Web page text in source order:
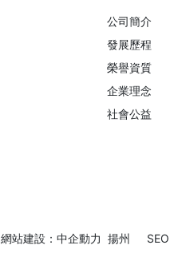
公司簡介
發展歷程
榮譽資質
企業理念
社會公益
網站建設：中企動力 揚州 SEO